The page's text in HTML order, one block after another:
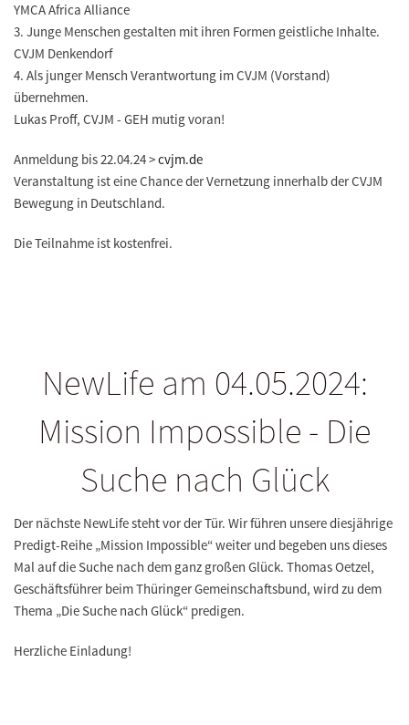
YMCA Africa Alliance
3. Junge Menschen gestalten mit ihren Formen geistliche Inhalte.
CVJM Denkendorf
4. Als junger Mensch Verantwortung im CVJM (Vorstand)
übernehmen.
Lukas Proff, CVJM - GEH mutig voran!
Anmeldung bis 22.04.24 >cvjm.de
Veranstaltung ist eine Chance der Vernetzung innerhalb der CVJM
Bewegung in Deutschland.
Die Teilnahme ist kostenfrei.
NewLife am 04.05.2024:
Mission Impossible - Die
Suche nach Glück
Der nächste NewLife steht vor der Tür. Wir führen unsere diesjährige
Predigt-Reihe „Mission Impossible“ weiter und begeben uns dieses
Mal auf die Suche nach dem ganz großen Glück. Thomas Oetzel,
Geschäftsführer beim Thüringer Gemeinschaftsbund, wird zu dem
Thema „Die Suche nach Glück“ predigen.
Herzliche Einladung!